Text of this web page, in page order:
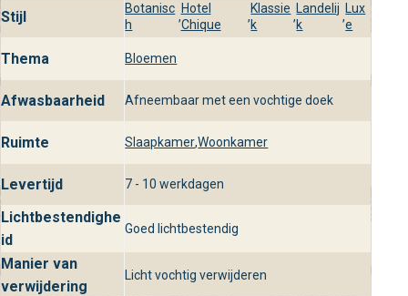
Stijl
Botanisc
h
,
Hotel
Chique
,
Klassie
k
,
Landelij
k
,
Lux
e
Thema Bloemen
Afwasbaarheid Afneembaar met een vochtige doek
Ruimte Slaapkamer,Woonkamer
Levertijd 7 - 10 werkdagen
Lichtbestendighe
id
Goed lichtbestendig
Manier van
verwijdering
Licht vochtig verwijderen